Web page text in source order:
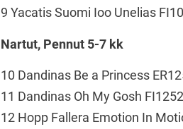
9 Yacatis Suomi Ioo Unelias
Nartut, Pennut 5-7 kk
10 Dandinas Be a Princess
11 Dandinas Oh My Gosh
12 Hopp Fallera Emotion In